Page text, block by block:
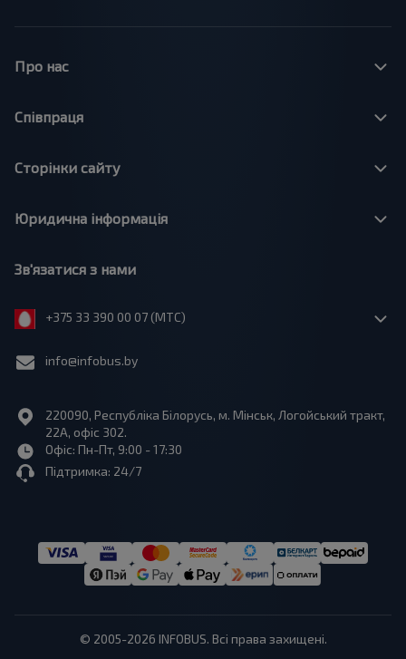
Про нас
Співпраця
Сторінки сайту
Юридична інформація
Зв'язатися з нами
+375 33 390 00 07 (МТС)
info@infobus.by
220090, Республіка Білорусь, м. Мінськ, Логойський тракт,
22А, офіс 302.
Офіс: Пн-Пт, 9:00 - 17:30
Підтримка: 24/7
© 2005-2026 INFOBUS. Всі права захищені.